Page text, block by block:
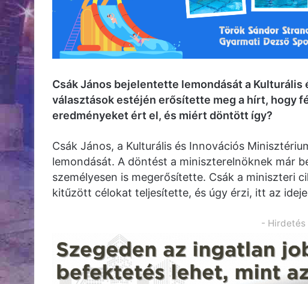
Csák János bejelentette lemondását a
választások estéjén erősítette meg a hírt, hogy
eredményeket ért el, és miért döntött így?
Csák János, a Kulturális és Innovációs
lemondását. A döntést a miniszterelnöknek már
személyesen is megerősítette. Csák a miniszteri
kitűzött célokat teljesítette, és úgy érzi, itt az
- Hirdetés